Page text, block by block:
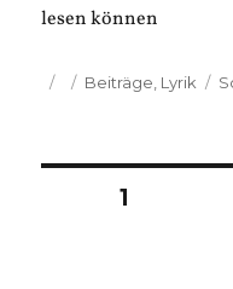
lesen können
Veröffentlicht
Kategorien
Beiträge Lyrik
SEITE1